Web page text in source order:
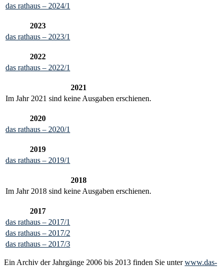
das rathaus – 2024/1
2023
das rathaus – 2023/1
2022
das rathaus – 2022/1
2021
Im Jahr 2021 sind keine Ausgaben erschienen.
2020
das rathaus – 2020/1
2019
das rathaus – 2019/1
2018
Im Jahr 2018 sind keine Ausgaben erschienen.
2017
das rathaus – 2017/1
das rathaus – 2017/2
das rathaus – 2017/3
Ein Archiv der Jahrgänge 2006 bis 2013 finden Sie unterwww.das-